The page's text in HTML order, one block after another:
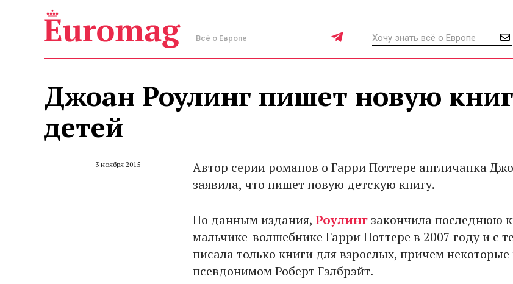
Всё о Европе
Джоан Роулинг пишет новую
детей
3 ноября 2015
Автор серии романов о Гарри Поттере англичанка
заявила, что пишет новую детскую книгу.
По данным издания, Роулингзакончила последнюю
мальчике-волшебнике Гарри Поттере в 2007 году и с
писала только книги для взрослых, причем
псевдонимом Роберт Гэлбрэйт.